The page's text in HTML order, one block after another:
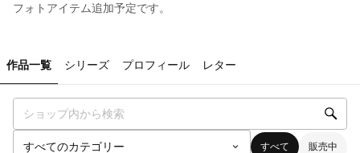
フォトアイテム追加予定です。
作品一覧 シリーズ プロフィール レター
すべて 販売中